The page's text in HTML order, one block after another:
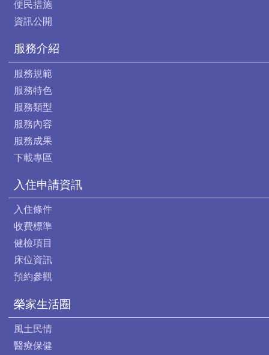
便民措施
資訊公開
服務介紹
服務規範
服務特色
服務類型
服務內容
服務成果
下載專區
入住申請資訊
入住條件
收費標準
健檢項目
床位資訊
預約參觀
榮家生活圈
風土民情
醫療保健